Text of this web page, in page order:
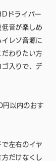
ドライバー
低音が楽しめ
レゾ音源に
だわりたい方
ゴ入りで、デ
以内のおす
左右のイヤ
だけなくし